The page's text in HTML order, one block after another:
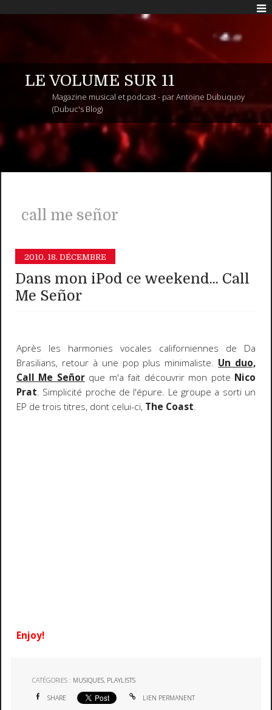
LE VOLUME SUR 11
Magazine musical et podcast - par Antoine Dubuquoy
(Dubuc's Blog)
call me señor
2010. 18. DÉCEMBRE
Dans mon iPod ce weekend... Call
Me Señor
Après les harmonies vocales californiennes de Da
Brasilians, retour à une pop plus minimaliste. Un duo,
Call Me Señorque m'a fait découvrir mon pote Nico
Prat. Simplicité proche de l'épure. Le groupe a sorti un
EP de trois titres, dont celui-ci, The Coast.
Enjoy!
CATÉGORIES : MUSIQUES, PLAYLISTS
SHARE LIEN PERMANENT